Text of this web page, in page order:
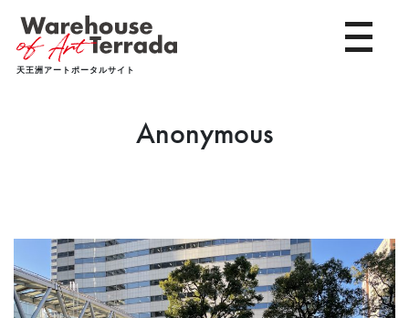
天王洲アートポータルサイト
toggle
Anonymous